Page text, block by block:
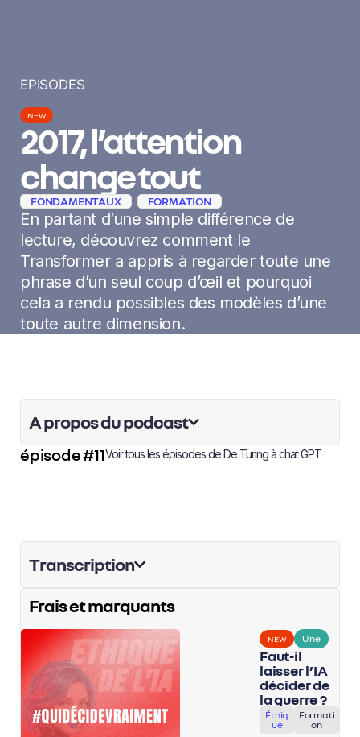
EPISODES
NEW
2017, l’attention
change tout
FONDAMENTAUX FORMATION
En partant d’une simple différence de
lecture, découvrez comment le
Transformer a appris à regarder toute une
phrase d’un seul coup d’œil et pourquoi
cela a rendu possibles des modèles d’une
toute autre dimension.
A propos du podcast
épisode #11Voir tous les épisodes deDe Turing à chat GPT
Transcription
Frais et marquants
NEW Une
Faut-il
laisser l’IA
décider de
la guerre ?
Éthiq
ue
Formati
on